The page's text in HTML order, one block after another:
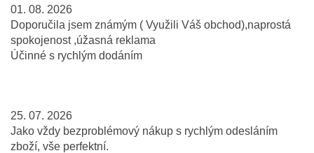
01. 08. 2026
Doporučila jsem známým ( Využili Váš obchod),naprostá
spokojenost ,úžasná reklama
Účinné s rychlým dodáním
25. 07. 2026
Jako vždy bezproblémový nákup s rychlým odesláním
zboží, vše perfektní.